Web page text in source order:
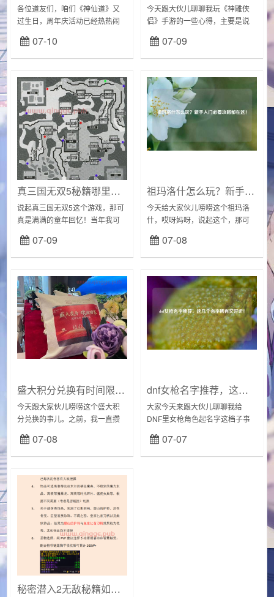
各位道友们，咱们《神仙道》又
过生日，周年庆活动已经热热闹
伙儿聊聊我这几天的“战斗”经历，
顺便分享一下我的小小心得。登
07-10
今天跟大伙儿聊聊我玩《神雕侠
侣》手游的一些心得，主要是说
试个遍，也算有点发言权哈。创
建角色与职业初体验一开始捏脸
07-09
真三国无双5秘籍哪里找？这几个 *** 简单实用！
说起真三国无双5这个游戏，那可
真是满满的童年回忆！当年我可
打上几把。最近突然想怀旧一
下，就又把这游戏翻出来玩玩。
07-09
祖玛洛什怎么玩？新手入门必看攻略都在这！
今天给大家伙儿唠唠这个祖玛洛
什，哎呀妈呀，说起这个，那可
时候，电脑还是个稀罕物，能玩
上几把祖玛，那可是能在小伙伴
07-08
盛大积分兑换有时间限制吗？这些细节要注意！
今天跟大家伙儿唠唠这个盛大积
分兑换的事儿。之前，我一直攒
点好东西。你知道的，现在这年
头，积分就像小金库，攒多心里
07-08
dnf女枪名字推荐，这几个名字稀有又好听！
大家今天来跟大伙儿聊聊我给
DNF里女枪角色起名字这档子事
随便，得响亮，还得有那么点儿
意思，让人一听就觉得这角色厉
07-07
秘密潜入2无敌秘籍如何输入？轻松学会让你横行无阻！